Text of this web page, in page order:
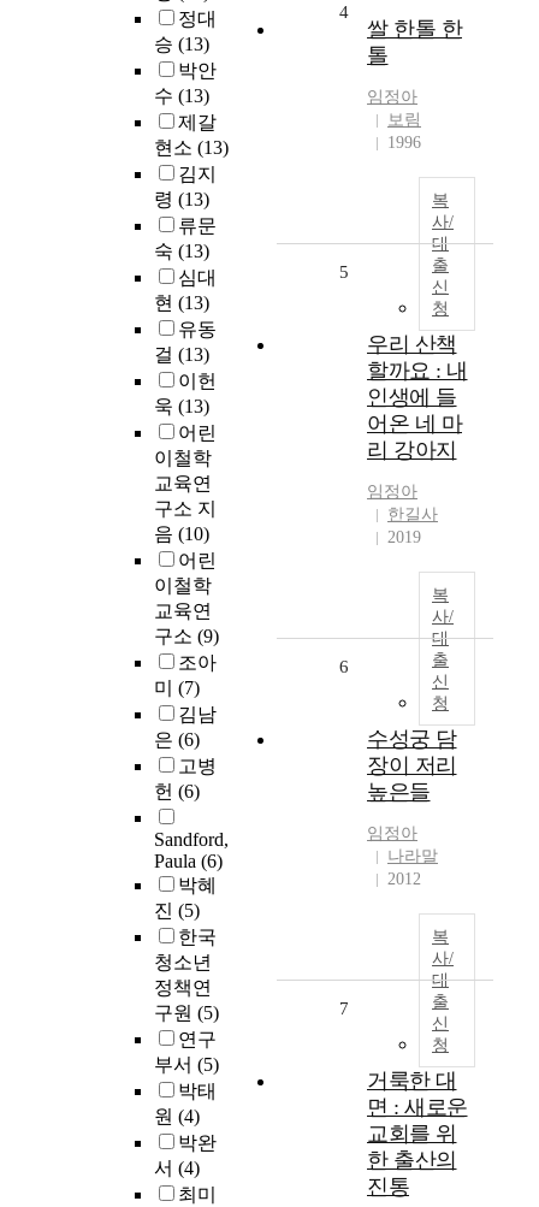
정대
승 (13)
박안
수 (13)
제갈
현소 (13)
김지
령 (13)
류문
숙 (13)
심대
현 (13)
유동
걸 (13)
이헌
욱 (13)
어린
이철학
교육연
구소 지
음 (10)
어린
이철학
교육연
구소 (9)
조아
미 (7)
김남
은 (6)
고병
헌 (6)
Sandford,
Paula (6)
박혜
진 (5)
한국
청소년
정책연
구원 (5)
연구
부서 (5)
박태
원 (4)
박완
서 (4)
최미
4
쌀 한톨 한
톨
임정아
보림
1996
복
사/
대
출
신
청
5
우리 산책
할까요 : 내
인생에 들
어온 네 마
리 강아지
임정아
한길사
2019
복
사/
대
출
신
청
6
수성궁 담
장이 저리
높은들
임정아
나라말
2012
복
사/
대
출
신
청
7
거룩한 대
면 : 새로운
교회를 위
한 출산의
진통